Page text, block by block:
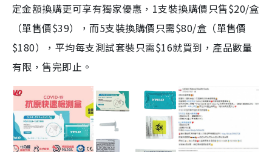
定金額換購更可享有獨家優惠，1支裝換購價只售$20/盒
（單售價$39），而5支裝換購價只需$80/盒（單售價
$180），平均每支測試套裝只需$16就買到，產品數量
有限，售完即止。